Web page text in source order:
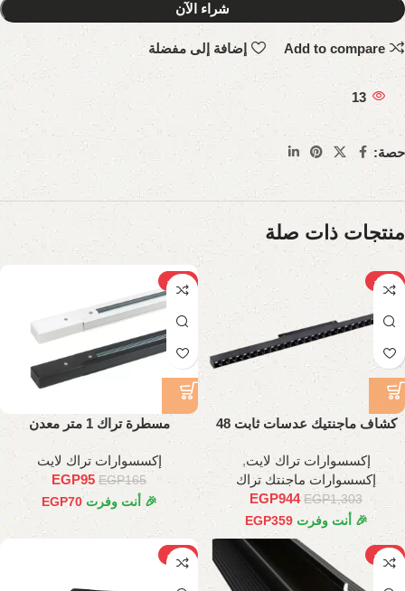
شراء الآن
Add to compare إضافة إلى مفضلة
13
حصة:
منتجات ذات صلة
-28%
كشاف ماجنتيك عدسات ثابت 48
إكسسوارات تراك لايت,
إكسسوارات ماجنتك تراك
EGP1,303
EGP944
🎉 أنت وفرت EGP359
-43%
مسطرة تراك 1 متر معدن
إكسسوارات تراك لايت
EGP165
EGP95
🎉 أنت وفرت EGP70
-38%
-16%